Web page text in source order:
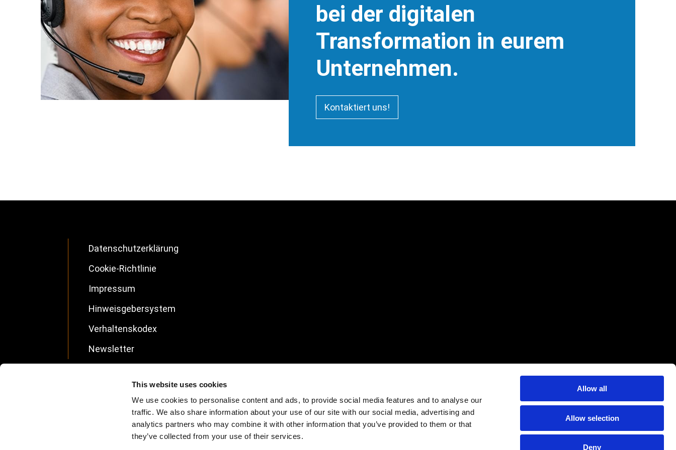
This website uses cookies
We use cookies to personalise content and ads, to provide social media features and to analyse our
traffic. We also share information about your use of our site with our social media, advertising and
analytics partners who may combine it with other information that you’ve provided to them or that
they’ve collected from your use of their services.
Allow all
Allow selection
Deny
bei der digitalen
Transformation in eurem
Unternehmen.
Kontaktiert uns!
Footer
Datenschutzerklärung
Cookie-Richtlinie
Impressum
Hinweisgebersystem
Verhaltenskodex
Newsletter